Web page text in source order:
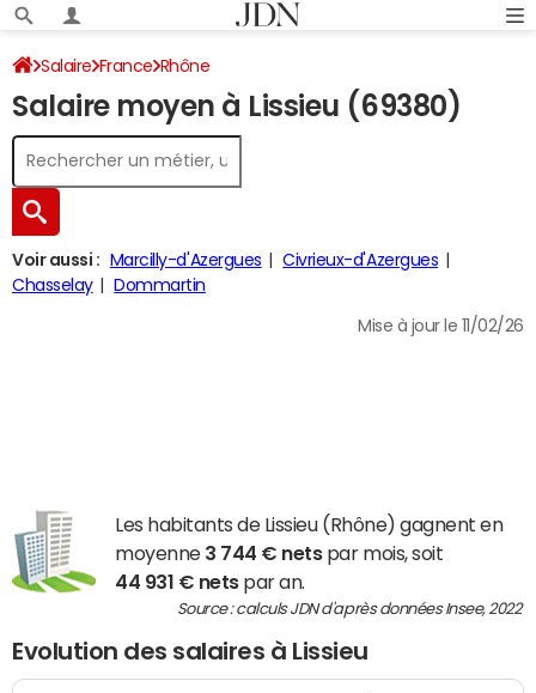
Salaire France Rhône
Salaire moyen à Lissieu (69380)
Voir aussi : Marcilly-d'Azergues
Civrieux-d'Azergues
Chasselay
Dommartin
Mise à jour le 11/02/26
Les habitants de Lissieu (Rhône) gagnent en
moyenne 3 744 € netspar mois, soit
44 931 € netspar an.
Source : calculs JDN d'après données Insee, 2022
Evolution des salaires à Lissieu